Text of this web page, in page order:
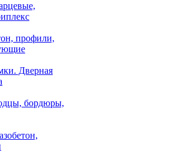
профили,
Дверная
бордюры,